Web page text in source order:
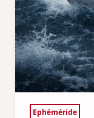
Ephéméride